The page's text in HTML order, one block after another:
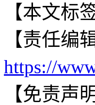
【本文标
【责任编
https://
【免责声